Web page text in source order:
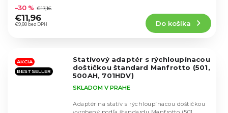
hodnotenie
produktu
je
hviezdičiek.
€9,88 bez DPH
–30 % €17,16
€11,96
Do košíka
AKCIA
BESTSELLER
Statívový adaptér s rýchloupínacou
doštičkou štandard Manfrotto (501,
500AH, 701HDV)
SKLADOM V PRAHE
Adaptér na statív s rýchloupínacou doštičkou